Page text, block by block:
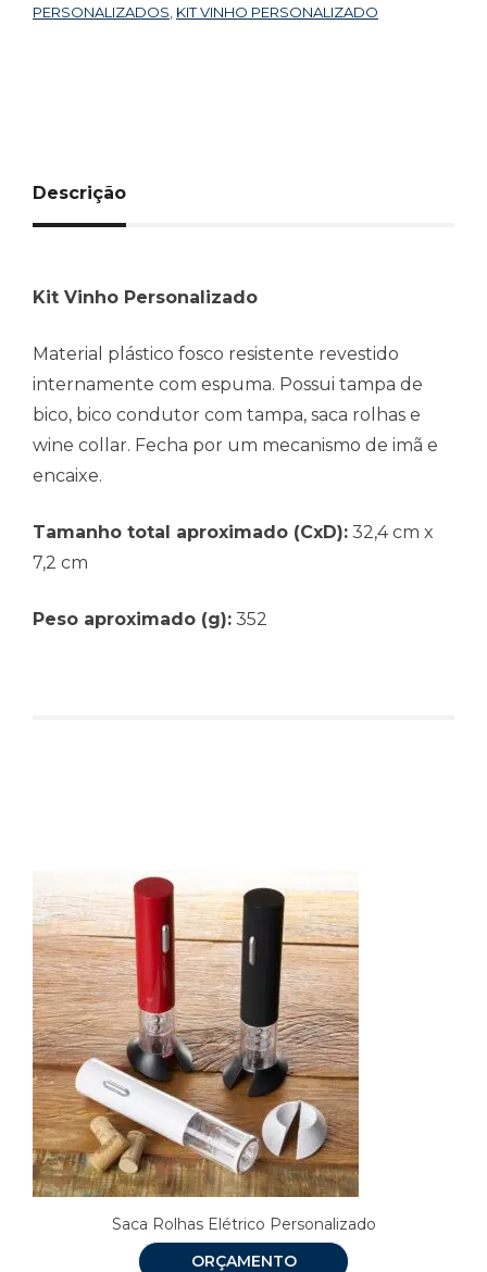
PERSONALIZADOS KIT VINHO PERSONALIZADO
Descrição
Kit Vinho Personalizado
Material plástico fosco resistente revestido
internamente com espuma. Possui tampa de
bico, bico condutor com tampa, saca rolhas e
wine collar. Fecha por um mecanismo de imã e
encaixe.
Tamanho total aproximado (CxD): 32,4 cm x
7,2 cm
Peso aproximado (g): 352
Saca Rolhas Elétrico Personalizado
ORÇAMENTO